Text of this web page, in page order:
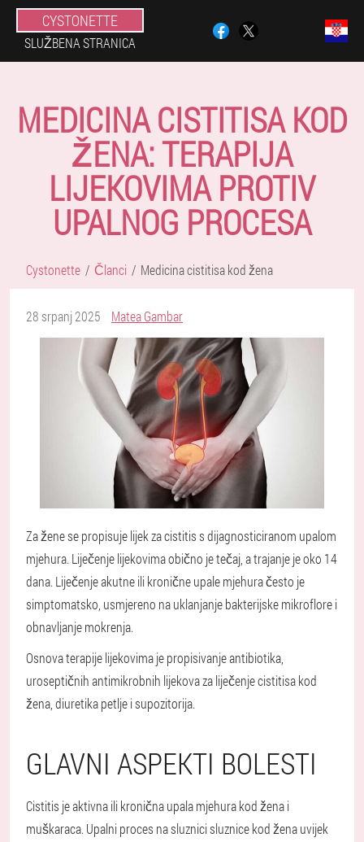
CYSTONETTE
SLUŽBENA STRANICA
MEDICINA CISTITISA KOD
ŽENA: TERAPIJA
LIJEKOVIMA PROTIV
UPALNOG PROCESA
Cystonette Članci Medicina cistitisa kod žena
28 srpanj 2025 Matea Gambar
Za žene se propisuje lijek za cistitis s dijagnosticiranom upalom
mjehura. Liječenje lijekovima obično je tečaj, a trajanje je oko 14
dana. Liječenje akutne ili kronične upale mjehura često je
simptomatsko, usmjereno na uklanjanje bakterijske mikroflore i
obnavljanje mokrenja.
Osnova terapije lijekovima je propisivanje antibiotika,
uroseptičnih antimikrobnih lijekova za liječenje cistitisa kod
žena, diuretika petlje i supozitorija.
GLAVNI ASPEKTI BOLESTI
Cistitis je aktivna ili kronična upala mjehura kod žena i
muškaraca. Upalni proces na sluznici sluznice kod žena uvijek